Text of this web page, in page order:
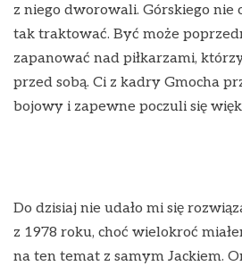
z niego dworowali. Górskiego nie
tak traktować. Być może
zapanować nad piłkarzami,
przed sobą. Ci z kadry Gmocha
bojowy i zapewne poczuli się
Do dzisiaj nie udało mi się
z 1978 roku, choć wielokroć
na ten temat z samym Jackiem.